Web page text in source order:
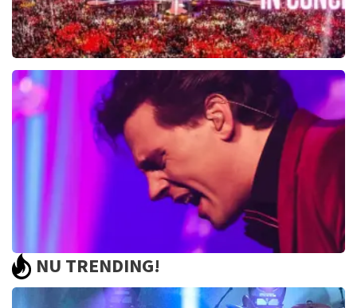
Toppers In Concert
2393+reviews
BEKIJKEN
Bouke And The Elvis Matters Band
961+ reviews
NU TRENDING!